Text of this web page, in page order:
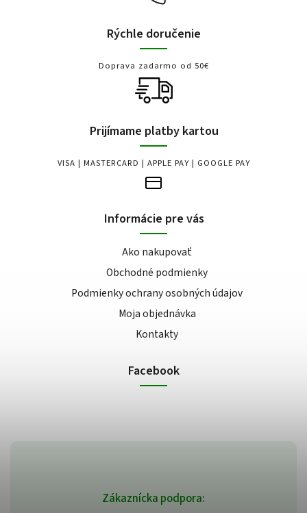
Zákaznícka podpora:
Rýchle doručenie
Doprava zadarmo od 50€
Prijímame platby kartou
VISA | MASTERCARD | APPLE PAY | GOOGLE PAY
Informácie pre vás
Ako nakupovať
Obchodné podmienky
Podmienky ochrany osobných údajov
Moja objednávka
Kontakty
Facebook